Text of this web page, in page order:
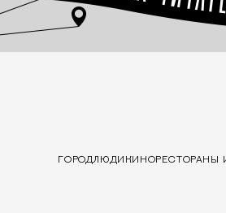
ГОРОДЛЮДИ КИНОРЕСТОРАНЫ